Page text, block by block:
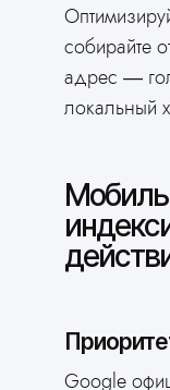
собирайте
адрес —
локальный
Google